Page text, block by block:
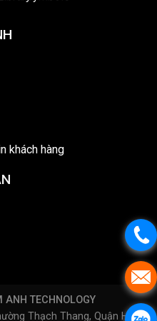
khách hàng
ANH TECHNOLOGY
Thạch Thang, Quận Hải